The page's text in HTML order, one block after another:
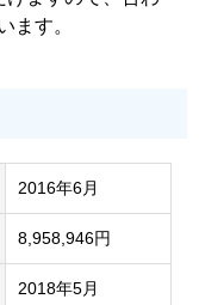
ます。
2016年6月
8,958,946円
2018年5月